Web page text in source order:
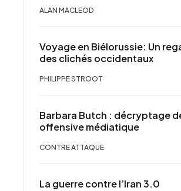
ALAN MACLEOD
Voyage en Biélorussie: Un
des clichés occidentaux
PHILIPPE STROOT
Barbara Butch : décryptage
offensive médiatique
CONTRE ATTAQUE
La guerre contre l’Iran 3.0